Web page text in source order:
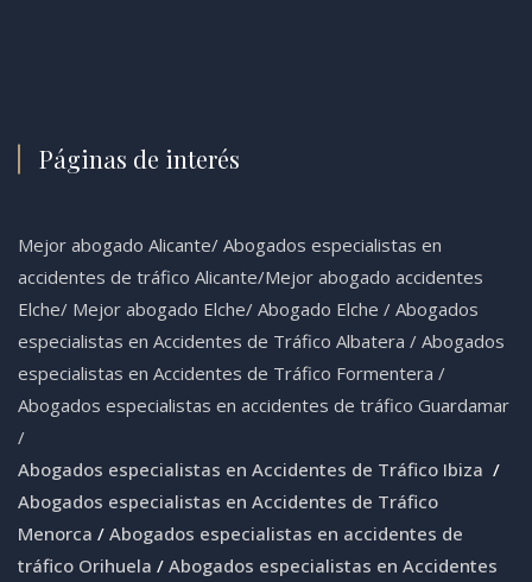
Páginas de interés
Mejor abogado Alicante/ Abogados especialistas en
accidentes de tráfico Alicante/Mejor abogado accidentes
Elche/ Mejor abogado Elche/ Abogado Elche / Abogados
especialistas en Accidentes de Tráfico Albatera / Abogados
especialistas en Accidentes de Tráfico Formentera /
Abogados especialistas en accidentes de tráfico Guardamar
/
Abogados especialistas en Accidentes de Tráfico Ibiza /
Abogados especialistas en Accidentes de Tráfico
Menorca / Abogados especialistas en accidentes de
tráfico Orihuela / Abogados especialistas en Accidentes